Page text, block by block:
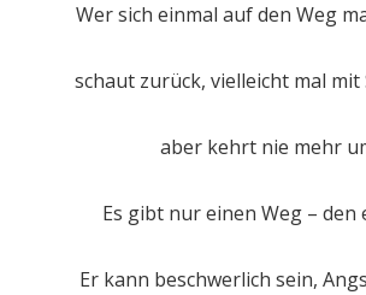
Wer sich einmal auf den Weg
schaut zurück, vielleicht mal mit
aber kehrt nie mehr
Es gibt nur einen Weg – den
Er kann beschwerlich sein,